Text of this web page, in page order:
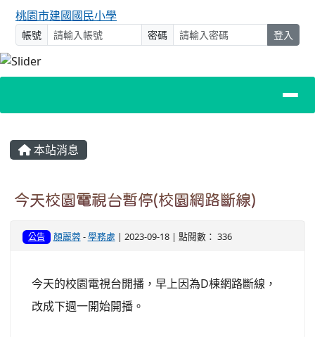
桃園市建國國民小學
帳號 密碼 登入
主內容區域
本站消息
今天校園電視台暫停(校園網路斷線)
公告 顏麗蓉-學務處 | 2023-09-18 | 點閱數： 336
今天的校園電視台開播，早上因為D棟網路斷線，
改成下週一開始開播。